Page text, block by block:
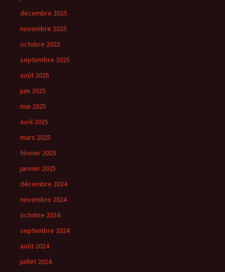
décembre 2025
novembre 2025
octobre 2025
septembre 2025
août 2025
juin 2025
mai 2025
avril 2025
mars 2025
février 2025
janvier 2025
décembre 2024
novembre 2024
octobre 2024
septembre 2024
août 2024
juillet 2024